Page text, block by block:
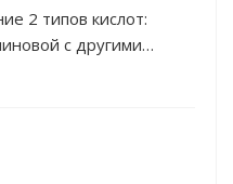
2 типов кислот:
с другими